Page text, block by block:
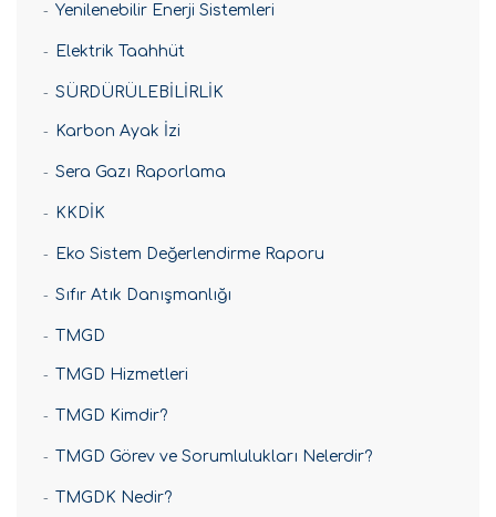
Yenilenebilir Enerji Sistemleri
Elektrik Taahhüt
SÜRDÜRÜLEBİLİRLİK
Karbon Ayak İzi
Sera Gazı Raporlama
KKDİK
Eko Sistem Değerlendirme Raporu
Sıfır Atık Danışmanlığı
TMGD
TMGD Hizmetleri
TMGD Kimdir?
TMGD Görev ve Sorumlulukları Nelerdir?
TMGDK Nedir?